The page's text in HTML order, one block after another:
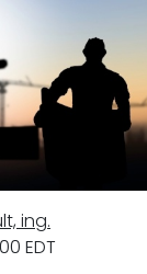
ing.
EDT